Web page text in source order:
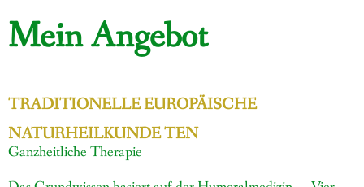
Mein Angebot
TRADITIONELLE EUROPÄISCHE
NATURHEILKUNDE TEN
Ganzheitliche Therapie